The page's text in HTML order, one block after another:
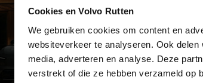
Cookies en Volvo Rutten
We gebruiken cookies om content en
websiteverkeer te analyseren. Ook
media, adverteren en analyse. Deze
verstrekt of die ze hebben verzameld op